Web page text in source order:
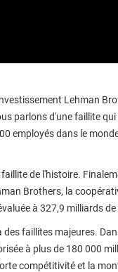
Lehman
parlons d'une faillite
employés dans le
de l'histoire.
Brothers, la
à 327,9 milliards
faillites majeures.
à plus de 180 000
compétitivité et la